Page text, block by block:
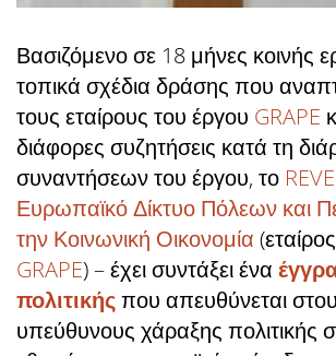
Βασιζόμενο σε 18 μήνες κοινής
τοπικά σχέδια δράσης που
τους εταίρους του έργου GRAPE
διάφορες συζητήσεις κατά τη
συναντήσεων του έργου, το
Ευρωπαϊκό Δίκτυο Πόλεων και
την Κοινωνική Οικονομία
GRAPE) – έχει συντάξει ένα
πολιτικήςπου απευθύνεται
υπεύθυνους χάραξης πολιτικής